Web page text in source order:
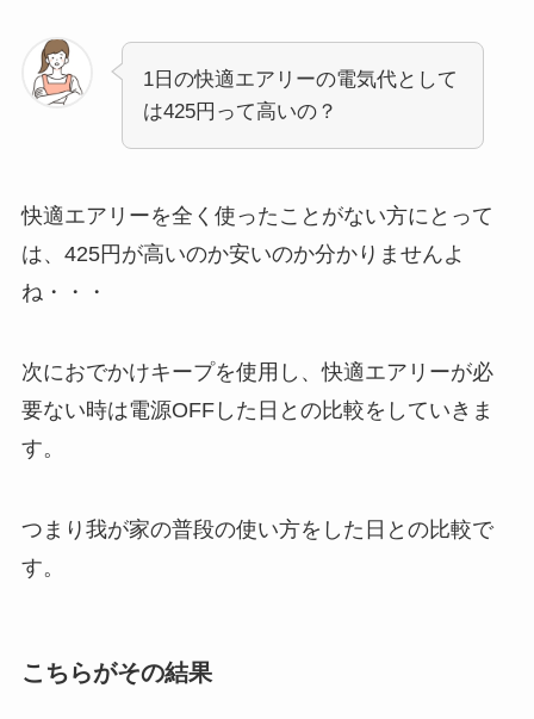
1日の快適エアリーの電気代として
は425円って高いの？
快適エアリーを全く使ったことがない方にとって
は、425円が高いのか安いのか分かりませんよ
ね・・・
次におでかけキープを使用し、快適エアリーが必
要ない時は電源OFFした日との比較をしていきま
す。
つまり我が家の普段の使い方をした日との比較で
す。
こちらがその結果